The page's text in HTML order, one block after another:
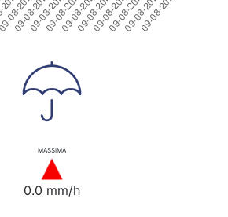
MASSIMA
0.0 mm/h